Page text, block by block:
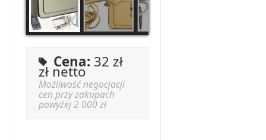
Cena: 32 zł
zł netto
Możliwość negocjacji
cen przy zakupach
powyżej 2 000 zł